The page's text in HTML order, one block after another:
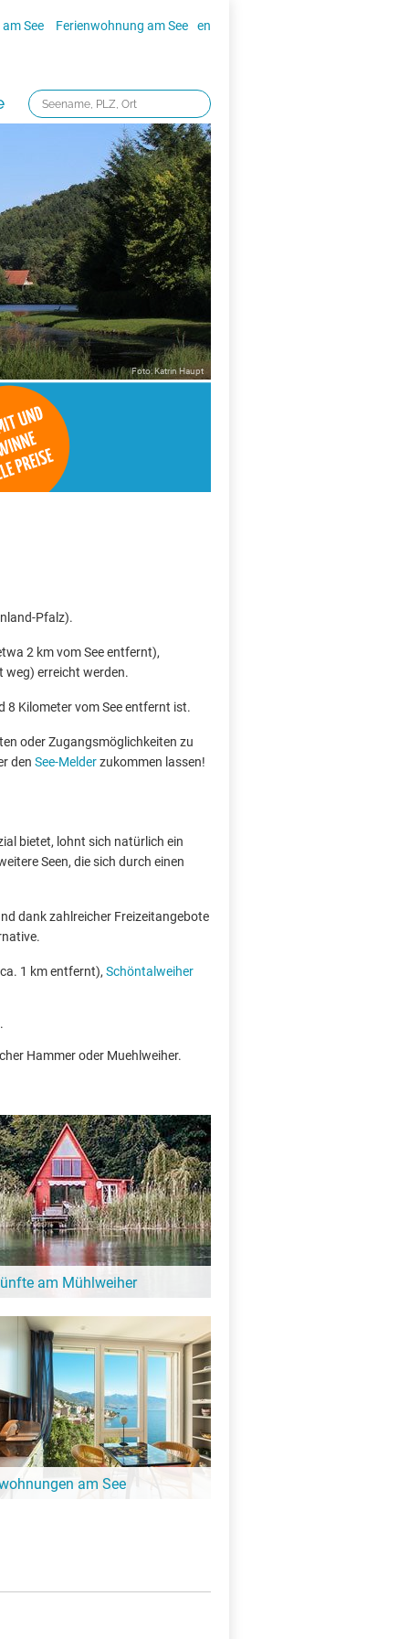
See Ferienwohnung am See en
Foto: Katrin Haupt
Pfalz).
2 km vom See entfernt),
erreicht werden.
8 Kilometer vom See entfernt ist.
oder Zugangsmöglichkeiten zu
den See-Melderzukommen lassen!
bietet, lohnt sich natürlich ein
Seen, die sich durch einen
dank zahlreicher Freizeitangebote
1 km entfernt), Schöntalweiher
Hammer oder Muehlweiher.
am Mühlweiher
gibt es schöne Unterkünfte in der
am See